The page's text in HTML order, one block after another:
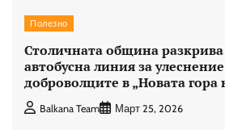
Полезно
Столичната община
автобусна линия за
доброволците в „Новата гора
Balkana Team Март 25, 2026